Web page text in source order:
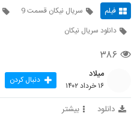
فیلم سریال نیکان قسمت 9
دانلود سریال نیکان
۳۸۶
میلاد
۱۶ خرداد ۱۴۰۲ دنبال کردن
دانلود بیشتر